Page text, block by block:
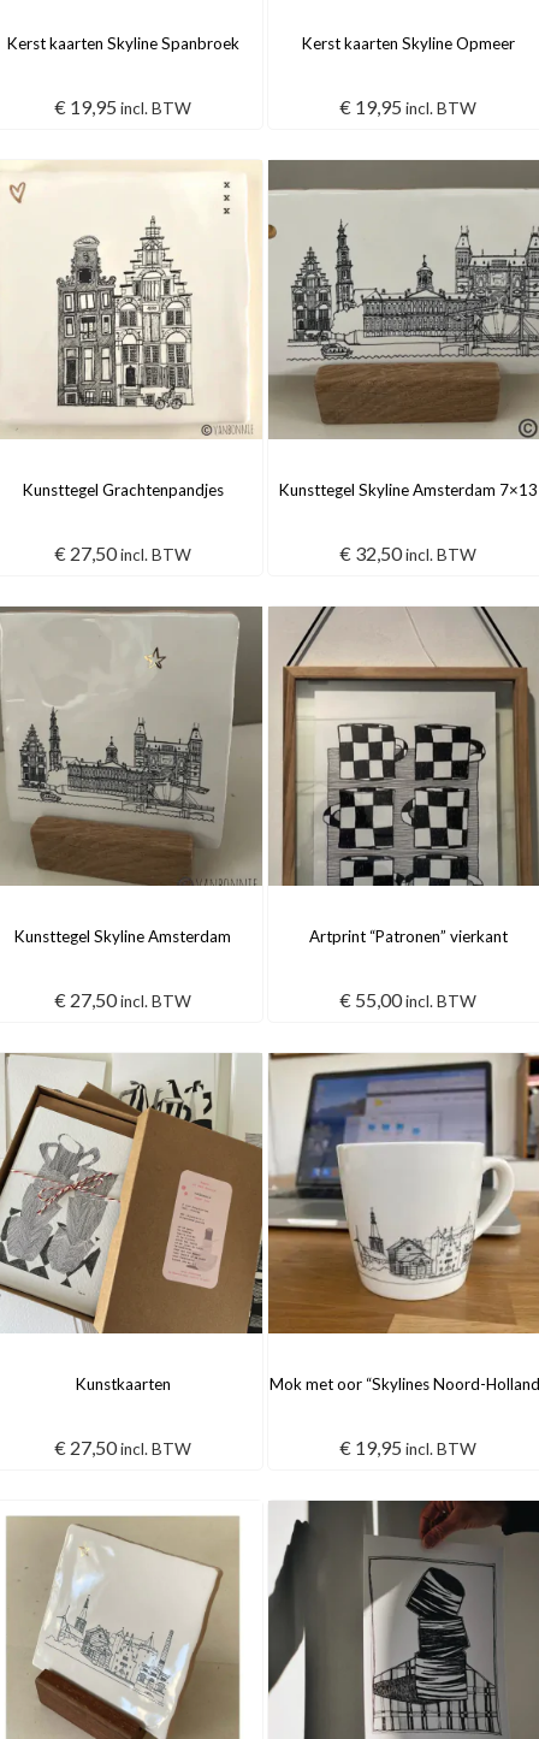
Kerst kaarten Skyline Spanbroek
€ 19,95 incl. BTW
Kerst kaarten Skyline Opmeer
€ 19,95 incl. BTW
Kunsttegel Grachtenpandjes
€ 27,50incl. BTW
Kunsttegel Skyline Amsterdam 7×13
€ 32,50incl. BTW
Kunsttegel Skyline Amsterdam
€ 27,50incl. BTW
Artprint “Patronen” vierkant
€ 55,00incl. BTW
Kunstkaarten
€ 27,50incl. BTW
Mok met oor “Skylines Noord-
€ 19,95 incl. BTW